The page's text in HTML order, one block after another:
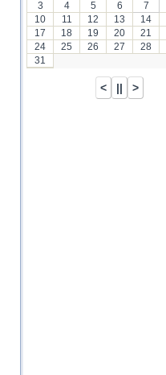
3
4 5 6 7
10
11 12 13 14
17
18 19 20 21
24
25 26 27 28
31